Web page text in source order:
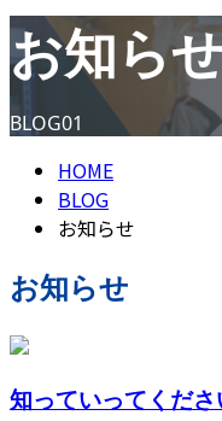
採用応募
お仕事のご依頼
お知ら
BLOG01
HOME
BLOG
お知らせ
お知らせ
知っていってくだ